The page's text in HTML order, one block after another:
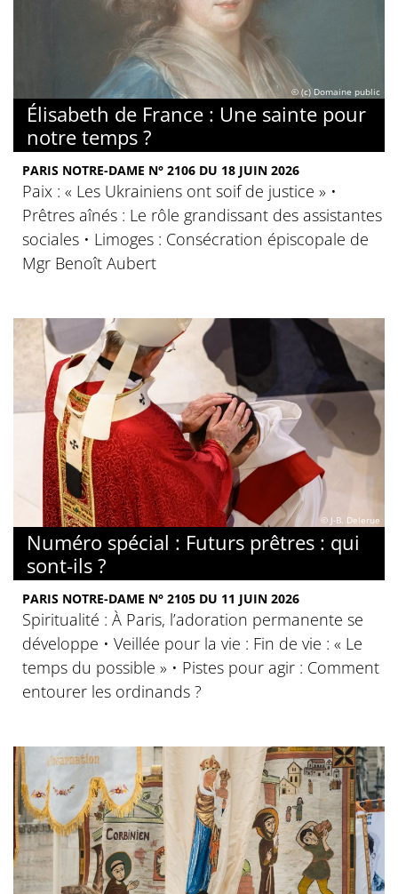
© (c) Domaine public
Élisabeth de France : Une sainte pour
notre temps ?
PARIS NOTRE-DAME N° 2106 DU 18 JUIN 2026
Paix : « Les Ukrainiens ont soif de justice » •
Prêtres aînés : Le rôle grandissant des assistantes
sociales • Limoges : Consécration épiscopale de
Mgr Benoît Aubert
© J-B. Delerue
Numéro spécial : Futurs prêtres : qui
sont-ils ?
PARIS NOTRE-DAME N° 2105 DU 11 JUIN 2026
Spiritualité : À Paris, l’adoration permanente se
développe • Veillée pour la vie : Fin de vie : « Le
temps du possible » • Pistes pour agir : Comment
entourer les ordinands ?